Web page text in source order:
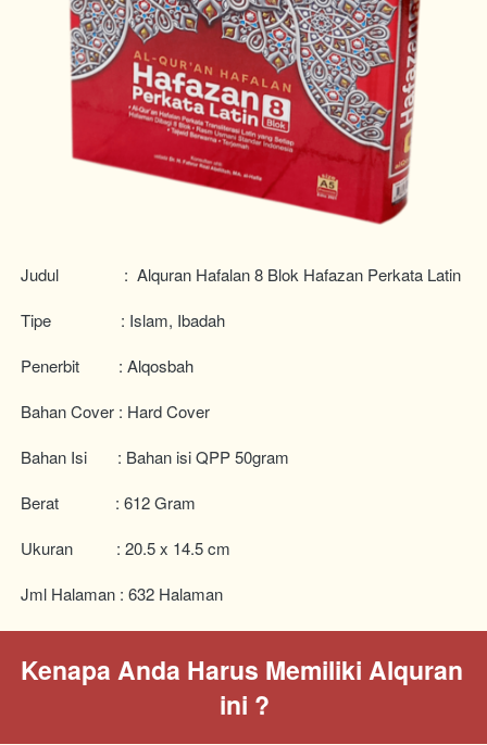
Judul               :  Alquran Hafalan 8 Blok Hafazan Perkata Latin
Tipe                : Islam, Ibadah
Penerbit         : Alqosbah
Bahan Cover : Hard Cover
Bahan Isi       : Bahan isi QPP 50gram
Berat             : 612 Gram
Ukuran          : 20.5 x 14.5 cm
Jml Halaman : 632 Halaman
Kenapa Anda Harus Memiliki Alquran
ini ?